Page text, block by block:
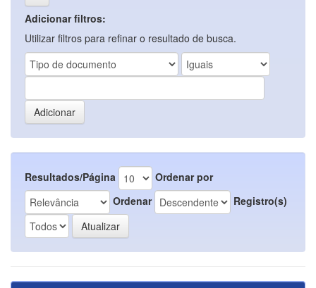
Adicionar filtros:
Utilizar filtros para refinar o resultado de busca.
Resultados/Página
Ordenar por
Ordenar
Registro(s)